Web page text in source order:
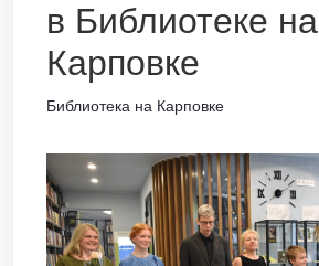
в Библиотеке на
Карповке
Библиотека на Карповке